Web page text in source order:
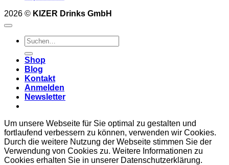
2026 © KIZER Drinks GmbH
Suchen
nach:
Shop
Blog
Kontakt
Anmelden
Newsletter
Um unsere Webseite für Sie optimal zu gestalten und
fortlaufend verbessern zu können, verwenden wir Cookies.
Durch die weitere Nutzung der Webseite stimmen Sie der
Verwendung von Cookies zu. Weitere Informationen zu
Cookies erhalten Sie in unserer Datenschutzerklärung.